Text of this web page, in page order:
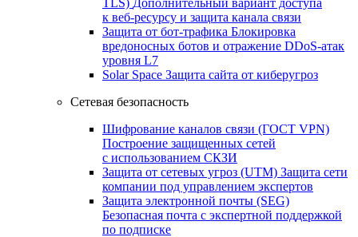
к веб‑ресурсу и защита канала связи
Защита от бот‑трафика Блокировка
вредоносных ботов и отражение DDoS‑атак
уровня L7
Solar Space Защита сайта от киберугроз
Сетевая безопасность
Шифрование каналов связи (ГОСТ VPN)
Построение защищенных сетей
с использованием СКЗИ
Защита от сетевых угроз (UTM) Защита сети
компании под управлением экспертов
Защита электронной почты (SEG)
Безопасная почта с экспертной поддержкой
по подписке